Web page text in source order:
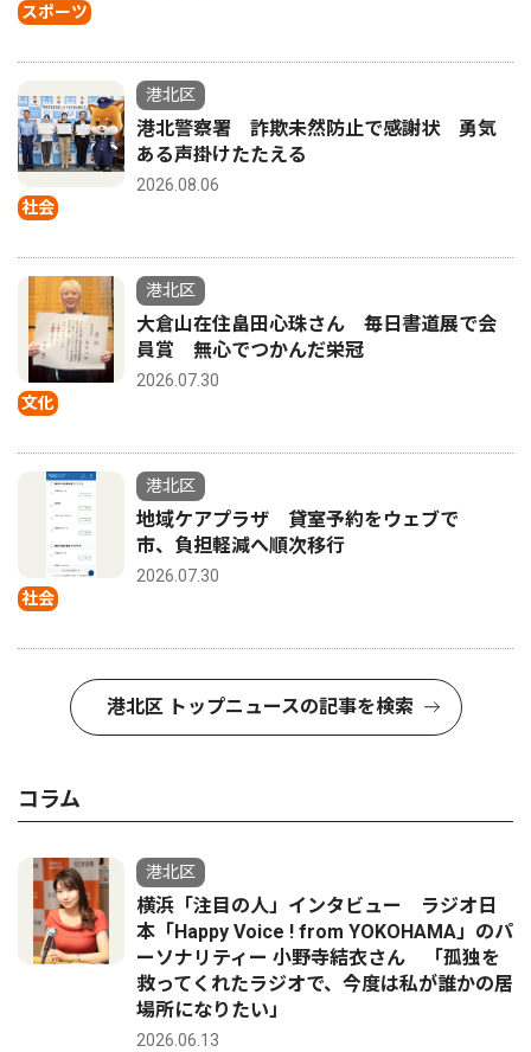
スポーツ
社会
港北区
港北警察署 詐欺未然防止で感謝状 勇気
ある声掛けたたえる
2026.08.06
文化
港北区
大倉山在住畠田心珠さん 毎日書道展で会
員賞 無心でつかんだ栄冠
2026.07.30
社会
港北区
地域ケアプラザ 貸室予約をウェブで
市、負担軽減へ順次移行
2026.07.30
港北区 トップニュースの記事を検索
コラム
港北区
横浜「注目の人」インタビュー ラジオ日
本「Happy Voice ! from YOKOHAMA」のパ
ーソナリティー 小野寺結衣さん 「孤独を
救ってくれたラジオで、今度は私が誰かの居
場所になりたい」
2026.06.13